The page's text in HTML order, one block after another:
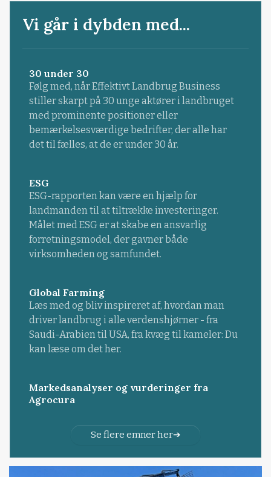
Vi går i dybden med...
30 under 30
Følg med, når Effektivt Landbrug Business
stiller skarpt på 30 unge aktører i landbruget
med prominente positioner eller
bemærkelsesværdige bedrifter, der alle har
det til fælles, at de er under 30 år.
ESG
ESG-rapporten kan være en hjælp for
landmanden til at tiltrække investeringer.
Målet med ESG er at skabe en ansvarlig
forretningsmodel, der gavner både
virksomheden og samfundet.
Global Farming
Læs med og bliv inspireret af, hvordan man
driver landbrug i alle verdenshjørner - fra
Saudi-Arabien til USA, fra kvæg til kameler: Du
kan læse om det her.
Markedsanalyser og vurderinger fra
Agrocura
Se flere emner her